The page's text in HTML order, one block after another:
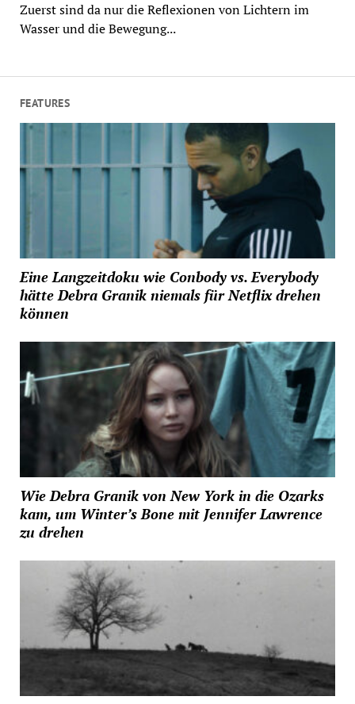
Zuerst sind da nur die Reflexionen von Lichtern im
Wasser und die Bewegung...
FEATURES
Eine Langzeitdoku wie Conbody vs. Everybody
hätte Debra Granik niemals für Netflix drehen
können
Wie Debra Granik von New York in die Ozarks
kam, um Winter’s Bone mit Jennifer Lawrence
zu drehen